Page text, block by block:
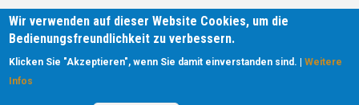
Wir verwenden auf dieser Website Cookies, um die
Bedienungsfreundlichkeit zu verbessern.
Klicken Sie "Akzeptieren", wenn Sie damit einverstanden sind. |Weitere
Infos